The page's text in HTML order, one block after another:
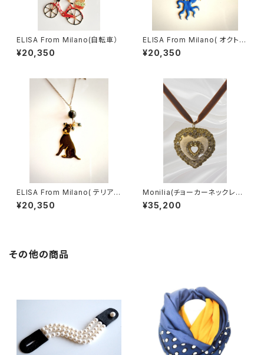
ELISA From Milano(自転車）
¥20,350
ELISA From Milano( オクトパ
ス/Blu)
¥20,350
ELISA From Milano( テリア/
Black)
¥20,350
Monilia(チョーカーネックレス/
Cuore Bianco)
¥35,200
その他の商品